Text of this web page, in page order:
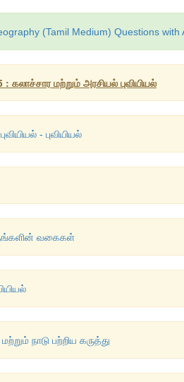
(Tamil Medium) Questions with
: கலாச்சார மற்றும் அரசியல் புவியியல்
- புவியியல்
வகைகள்
நாடு பற்றிய கருத்து